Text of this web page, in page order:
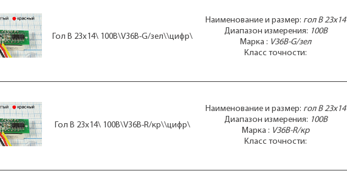
Гол В 23x14\ 100В\V36B-G/зел\\цифр\
Наименование и размер: гол В 23x14
Диапазон измерения: 100В
Марка : V36B-G/зел
Класс точности:
Гол В 23x14\ 100В\V36B-R/кр\\цифр\
Наименование и размер: гол В 23x14
Диапазон измерения: 100В
Марка : V36B-R/кр
Класс точности: